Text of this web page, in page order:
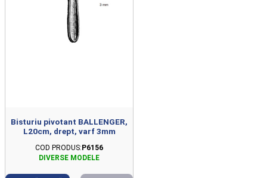
Bisturiu pivotant BALLENGER,
L20cm, drept, varf 3mm
COD PRODUS: P6156